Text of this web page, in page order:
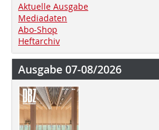
Aktuelle Ausgabe
Mediadaten
Abo-Shop
Heftarchiv
Ausgabe 07-08/2026